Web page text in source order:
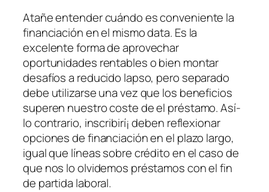
Atañe entender cuándo es conveniente la
financiación en el mismo data. Es la
excelente forma de aprovechar
oportunidades rentables o bien montar
desafíos a reducido lapso, pero separado
debe utilizarse una vez que los beneficios
superen nuestro coste de el préstamo. Así­
lo contrario, inscribirí¡ deben reflexionar
opciones de financiación en el plazo largo,
igual que líneas sobre crédito en el caso de
que nos lo olvidemos préstamos con el fin
de partida laboral.